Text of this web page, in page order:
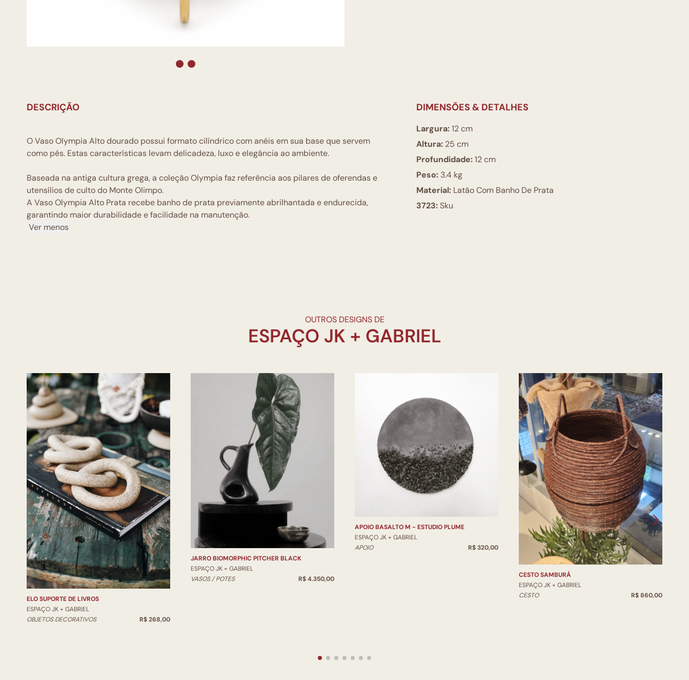
DESCRIÇÃO
O Vaso Olympia Alto dourado possui formato cilíndrico com anéis em sua base que servem
como pés. Estas características levam delicadeza, luxo e elegância ao ambiente.
Baseada na antiga cultura grega, a coleção Olympia faz referência aos pilares de oferendas e
utensílios de culto do Monte Olimpo.
A Vaso Olympia Alto Prata recebe banho de prata previamente abrilhantada e endurecida,
garantindo maior durabilidade e facilidade na manutenção.
Ver menos
DIMENSÕES & DETALHES
Largura:12 cm
Altura: 25 cm
Profundidade:12 cm
Peso: 3.4 kg
Material: Latão Com Banho De Prata
3723:Sku
OUTROS DESIGNS DE
ELO SUPORTE DE LIVROS
ESPAÇO JK + GABRIEL
OBJETOS DECORATIVOS
R$ 268,00
JARRO BIOMORPHIC PITCHER BLACK
ESPAÇO JK + GABRIEL
VASOS / POTES
R$ 4.350,00
APOIO BASALTO M - ESTUDIO PLUME
ESPAÇO JK + GABRIEL
APOIO
R$ 320,00
CESTO SAMBURÁ
ESPAÇO JK + GABRIEL
CESTO
R$ 860,00